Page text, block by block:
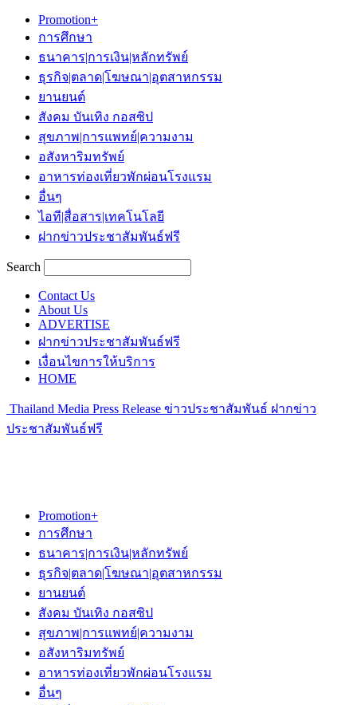
Promotion+
การศึกษา
ธนาคาร|การเงิน|หลักทรัพย์
ธุรกิจ|ตลาด|โฆษณา|อุตสาหกรรม
ยานยนต์
สังคม บันเทิง กอสซิป
สุขภาพ|การแพทย์|ความงาม
อสังหาริมทรัพย์
อาหารท่องเที่ยวพักผ่อนโรงแรม
อื่นๆ
ไอที|สื่อสาร|เทคโนโลยี
ฝากข่าวประชาสัมพันธ์ฟรี
Search
Contact Us
About Us
ADVERTISE
ฝากข่าวประชาสัมพันธ์ฟรี
เงื่อนไขการให้บริการ
HOME
Thailand Media Press Release ข่าวประชาสัมพันธ์ ฝากข่าว
ประชาสัมพันธ์ฟรี
Promotion+
การศึกษา
ธนาคาร|การเงิน|หลักทรัพย์
ธุรกิจ|ตลาด|โฆษณา|อุตสาหกรรม
ยานยนต์
สังคม บันเทิง กอสซิป
สุขภาพ|การแพทย์|ความงาม
อสังหาริมทรัพย์
อาหารท่องเที่ยวพักผ่อนโรงแรม
อื่นๆ